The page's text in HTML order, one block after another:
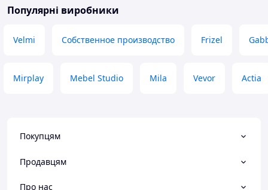
Популярні виробники
Velmi Собственное производство Frizel
Mirplay Mebel Studio Mila Vevor Actia
Покупцям
Продавцям
Про нас